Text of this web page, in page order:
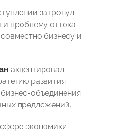
затронул
и проблему оттока
бизнесу и
акцентировал
развития
объединения
предложений.
экономики